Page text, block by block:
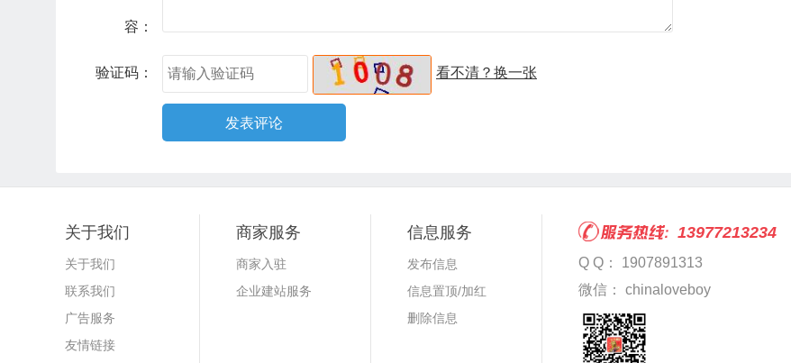
容：
验证码： 看不清？换一张
关于我们
关于我们
联系我们
广告服务
友情链接
商家服务
商家入驻
企业建站服务
信息服务
发布信息
信息置顶/加红
删除信息
13977213234
Q Q： 1907891313
微信： chinaloveboy